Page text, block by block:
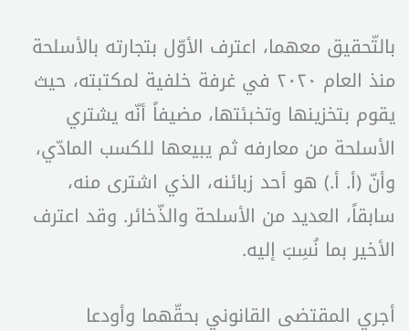
بالتّحقيق معهما، اعترف الأوّل بتجارته بالأسلحة
منذ العام ۲۰۲۰ في غرفة خلفية لمكتبته، حيث
يقوم بتخزينها وتخبئتها، مضيفاً أنّه يشتري
الأسلحة من معارفه ثم يبيعها للكسب المادّي،
وأنّ (أ. أ.) هو أحد زبائنه، الذي اشترى منه،
سابقاً، العديد من الأسلحة والذّخائر. وقد اعترف
الأخير بما نُسِبَ إليه.
أجري المقتضى القانوني بحقّهما وأودعا